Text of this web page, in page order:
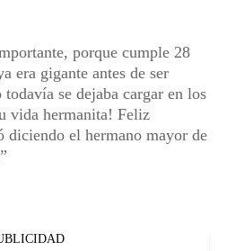
porque cumple 28
era gigante antes de ser
todavía se dejaba cargar en los
vida hermanita! Feliz
diciendo el hermano mayor de